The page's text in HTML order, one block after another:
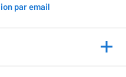
par email